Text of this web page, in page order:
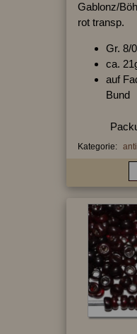
Gablonz/
rot transp.
Gr. 8/
ca.
auf
Bund
Kategorie: